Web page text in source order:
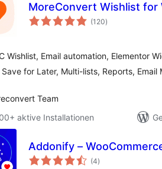
MoreConvert Wishlist for
(120Bewertungen
insgesamt
)
Wishlist, Email automation, Elementor
for Later, Multi-lists, Reports, Email
Team
aktive Installationen
Addonify –
(4Bewertungen
insgesamt
)